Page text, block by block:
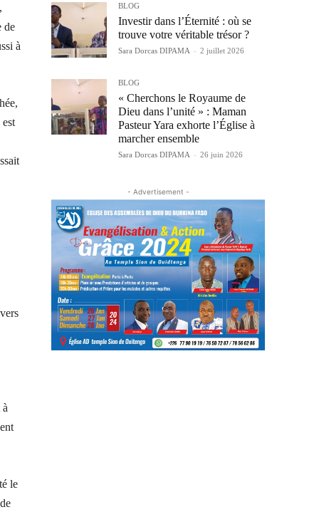
de
à
le
BLOG
Investir dans l’Éternité : où se
trouve votre véritable trésor ?
Sara Dorcas DIPAMA - 2 juillet 2026
BLOG
« Cherchons le Royaume de
Dieu dans l’unité » : Maman
Pasteur Yara exhorte l’Église à
marcher ensemble
Sara Dorcas DIPAMA - 26 juin 2026
- Advertisement -